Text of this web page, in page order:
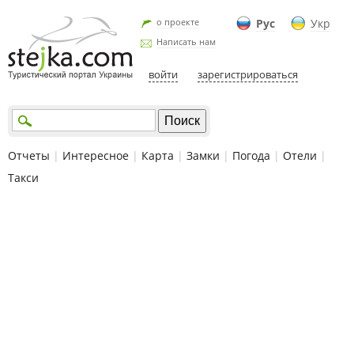
Рус Укр
о проекте
Написать нам
войти зарегистрироваться
Отчеты | Интересное | Карта | Замки | Погода | Отели |
Такси